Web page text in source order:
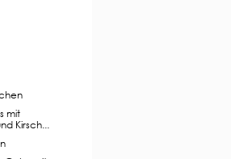
mit
Kirsch...